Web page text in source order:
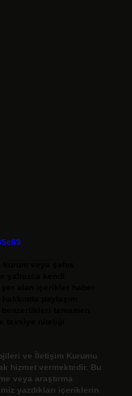
ve İletişim Kurumu
hizmet vermektedir. Bu
veya araştırma
yazdıkları içeriklerin